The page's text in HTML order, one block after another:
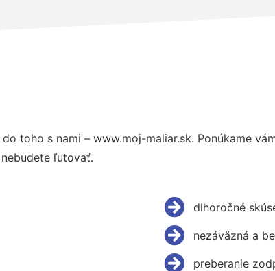
toho s nami – www.moj-maliar.sk. Ponúkame
ľutovať.
dlhoročné
nezáväzná a
preberanie